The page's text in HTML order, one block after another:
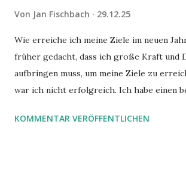
Von Jan Fischbach 29.12.25
Wie erreiche ich meine Ziele im neuen
früher gedacht, dass ich große Kraft und
aufbringen muss, um meine Ziele zu
war ich nicht erfolgreich. Ich habe einen
möchte. Darin habe ich zwei gute
KOMMENTAR VERÖFFENTLICHEN